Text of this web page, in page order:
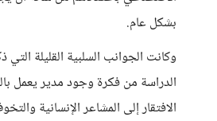
بشكل عام.
وكانت الجوانب السلبية القليلة
الدراسة من فكرة وجود مدير يعمل
الافتقار إلى المشاعر الإنسانية